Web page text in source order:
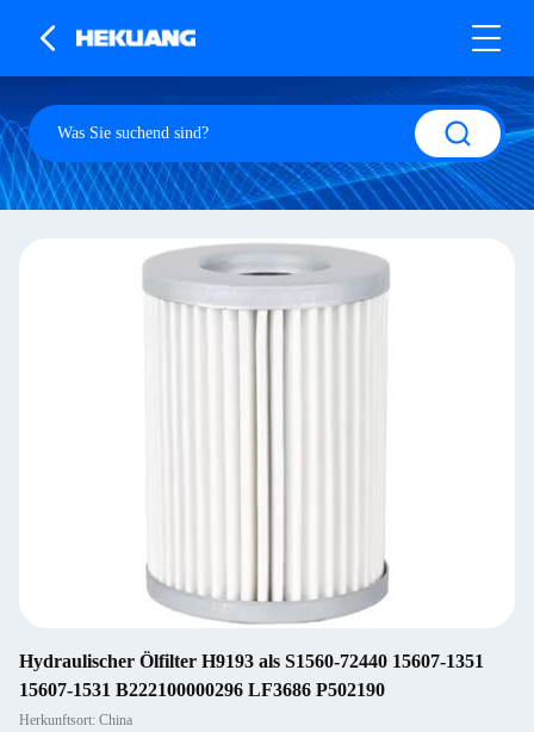
Hydraulischer Ölfilter H9193 als S1560-72440 15607-1351
15607-1531 B222100000296 LF3686 P502190
Herkunftsort: China